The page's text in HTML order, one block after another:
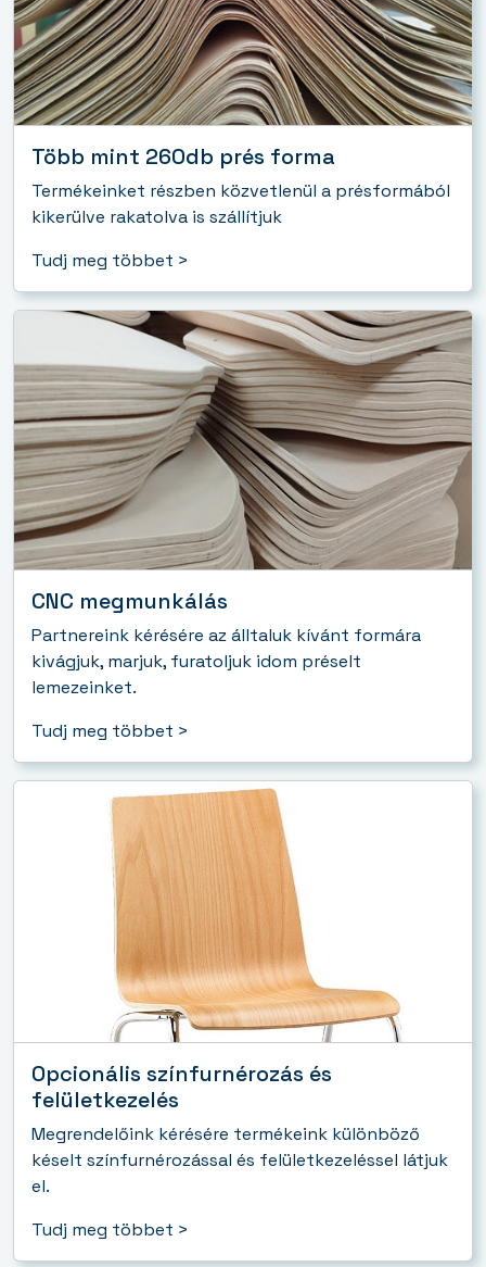
Több mint 260db prés forma
Termékeinket részben közvetlenül a présformából
kikerülve rakatolva is szállítjuk
Tudj meg többet >
CNC megmunkálás
Partnereink kérésére az álltaluk kívánt formára
kivágjuk, marjuk, furatoljuk idom préselt
lemezeinket.
Tudj meg többet >
Opcionális színfurnérozás és
felületkezelés
Megrendelőink kérésére termékeink különböző
késelt színfurnérozással és felületkezeléssel látjuk
el.
Tudj meg többet >